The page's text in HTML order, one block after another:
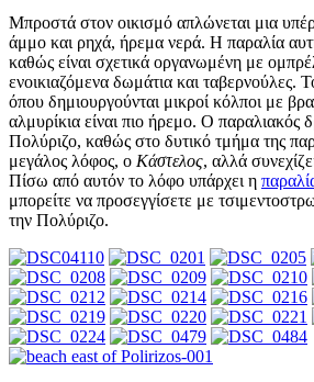
Μπροστά στον οικισμό απλώνεται μια
άμμο και ρηχά, ήρεμα νερά. Η παραλία αυτή
καθώς είναι σχετικά οργανωμένη με
ενοικιαζόμενα δωμάτια και ταβερνούλες.
όπου δημιουργούνται μικροί κόλποι με
αλμυρίκια είναι πιο ήρεμο. Ο παραλιακός
Πολύριζο, καθώς στο δυτικό τμήμα της
μεγάλος λόφος, ο Κάστελος, αλλά
Πίσω από αυτόν το λόφο υπάρχει η
μπορείτε να προσεγγίσετε με
την Πολύριζο.